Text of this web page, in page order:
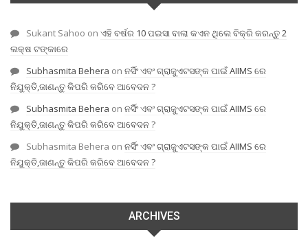
Sukant Sahoo on ଏହି ବର୍ଷର 10 ପଇସା ବାଲା କଏନ ଥିଲେ ବିକ୍ରି କରନ୍ତୁ 2
ଲକ୍ଷ ଟଙ୍କାରେ
Subhasmita Behera on ନର୍ସିଂ ଏବଂ ଗ୍ରାଜୁଏଟସଙ୍କ ପାଇଁ AIIMS ରେ
ନିଯୁକ୍ତି,ଜାଣନ୍ତୁ କିପରି କରିବେ ଆବେଦନ ?
Subhasmita Behera on ନର୍ସିଂ ଏବଂ ଗ୍ରାଜୁଏଟସଙ୍କ ପାଇଁ AIIMS ରେ
ନିଯୁକ୍ତି,ଜାଣନ୍ତୁ କିପରି କରିବେ ଆବେଦନ ?
Subhasmita Behera on ନର୍ସିଂ ଏବଂ ଗ୍ରାଜୁଏଟସଙ୍କ ପାଇଁ AIIMS ରେ
ନିଯୁକ୍ତି,ଜାଣନ୍ତୁ କିପରି କରିବେ ଆବେଦନ ?
ARCHIVES